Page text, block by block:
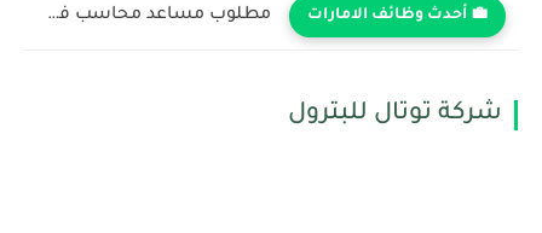
💼 أحدث وظائف الامارات مطلوب مساعد محاسب في شركة كبرى - دبي 2026 (برواتب...
شركة توتال للبترول